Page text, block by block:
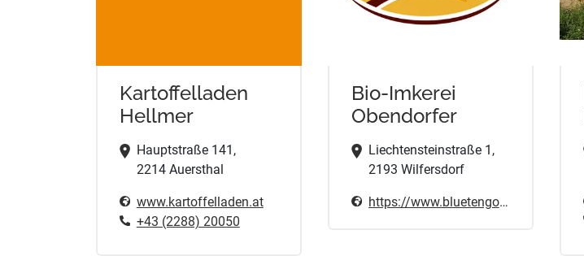
Kartoffelladen
Hellmer
Hauptstraße 141,
2214 Auersthal
www.kartoffelladen.at
+43 (2288) 20050
Bio-Imkerei
Obendorfer
Liechtensteinstraße 1,
2193 Wilfersdorf
https://www.bluetengold.at